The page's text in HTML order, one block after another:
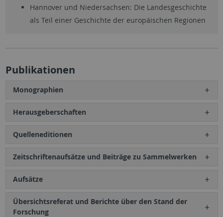
Hannover und Niedersachsen: Die Landesgeschichte
als Teil einer Geschichte der europäischen Regionen
Publikationen
Monographien
Herausgeberschaften
Quelleneditionen
Zeitschriftenaufsätze und Beiträge zu Sammelwerken
Aufsätze
Übersichtsreferat und Berichte über den Stand der
Forschung